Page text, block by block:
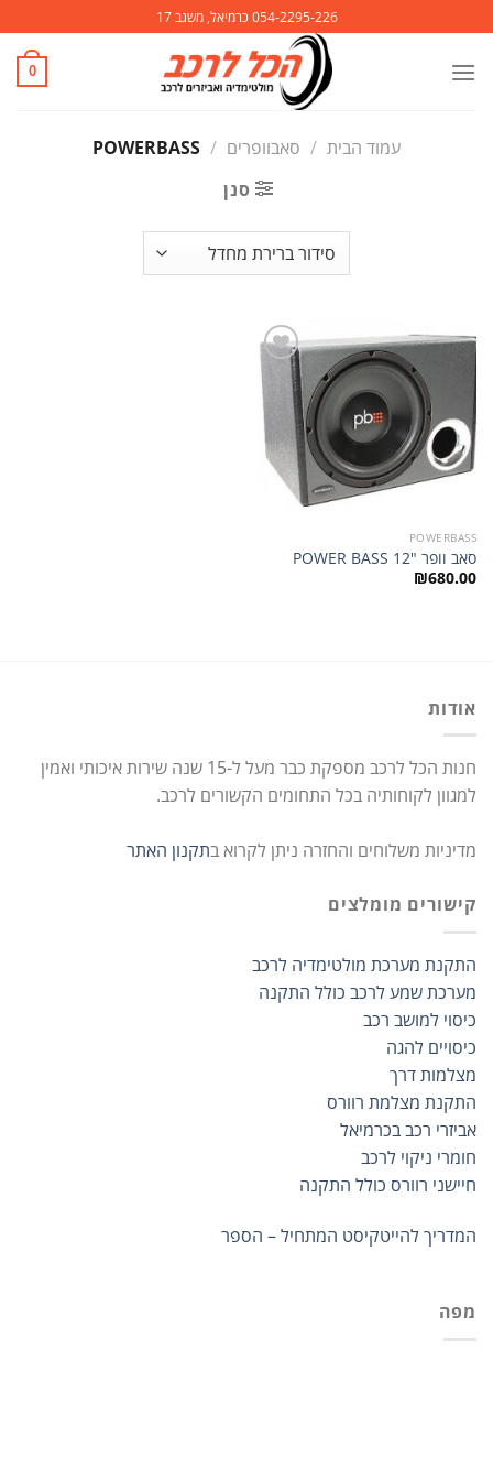
to
content
054-2295-226 כרמיאל, משגב 17
0
עמוד הבית / סאבוופרים /
סנן
הוסף
המשאלות
POWERBASS
סאב וופר "12 POWER BASS
₪680.00
אודות
חנות הכל לרכב מספקת כבר מעל ל-15 שנה שירות איכותי ואמין
למגוון לקוחותיה בכל התחומים הקשורים לרכב.
מדיניות משלוחים והחזרה ניתן לקרוא בתקנון האתר
קישורים מומלצים
התקנת מערכת מולטימדיה לרכב
מערכת שמע לרכב כולל התקנה
כיסוי למושב רכב
כיסויים להגה
מצלמות דרך
התקנת מצלמת רוורס
אביזרי רכב בכרמיאל
חומרי ניקוי לרכב
חיישני רוורס כולל התקנה
המדריך להייטקיסט המתחיל – הספר
מפה